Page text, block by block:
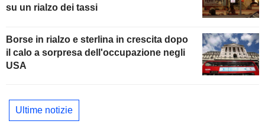
su un rialzo dei tassi
Borse in rialzo e sterlina in crescita dopo
il calo a sorpresa dell'occupazione negli
USA
Ultime notizie